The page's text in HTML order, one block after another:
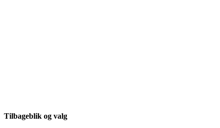
Tilbageblik og valg